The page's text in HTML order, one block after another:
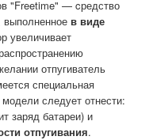
"Freetime" — cредство
выполненное в виде
увеличивает
отпугиватель
специальная
следует отнести:
заряд батареи) и
отпугивания.